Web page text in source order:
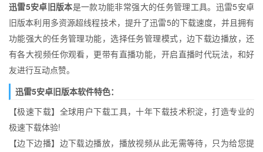
迅雷5安卓旧版本是一款功能非常强大的任务管理工具。迅雷5安卓
旧版本利用多资源超线程技术，提升了迅雷5的下载速度，并且拥有
功能强大的任务管理功能，选择任务管理模式，边下载边播放，还
有各大视频任你观看，更带有直播功能，开启直播时代玩法，和好
友进行互动点赞。
迅雷5安卓旧版本软件特色：
【极速下载】全球用户下载工具，十年下载技术积淀，打造专业的
极速下载体验!
【边下边播】边下载边播放，播放视频从此无需等待，只为给您提